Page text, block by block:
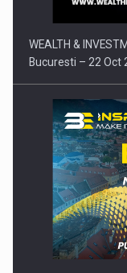
WEALTH &
Bucuresti – 22 Oct